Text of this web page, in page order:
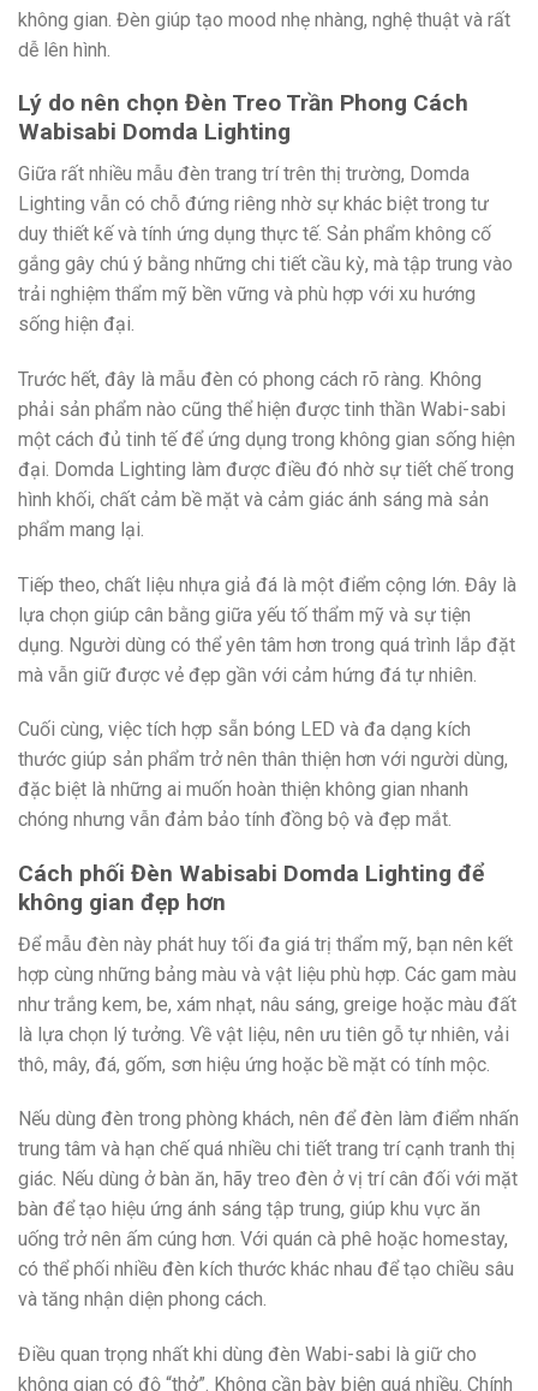
không gian. Đèn giúp tạo mood nhẹ nhàng, nghệ thuật và rất
dễ lên hình.
Lý do nên chọn Đèn Treo Trần Phong Cách
Wabisabi Domda Lighting
Giữa rất nhiều mẫu đèn trang trí trên thị trường, Domda
Lighting vẫn có chỗ đứng riêng nhờ sự khác biệt trong tư
duy thiết kế và tính ứng dụng thực tế. Sản phẩm không cố
gắng gây chú ý bằng những chi tiết cầu kỳ, mà tập trung vào
trải nghiệm thẩm mỹ bền vững và phù hợp với xu hướng
sống hiện đại.
Trước hết, đây là mẫu đèn có phong cách rõ ràng. Không
phải sản phẩm nào cũng thể hiện được tinh thần Wabi-sabi
một cách đủ tinh tế để ứng dụng trong không gian sống hiện
đại. Domda Lighting làm được điều đó nhờ sự tiết chế trong
hình khối, chất cảm bề mặt và cảm giác ánh sáng mà sản
phẩm mang lại.
Tiếp theo, chất liệu nhựa giả đá là một điểm cộng lớn. Đây là
lựa chọn giúp cân bằng giữa yếu tố thẩm mỹ và sự tiện
dụng. Người dùng có thể yên tâm hơn trong quá trình lắp đặt
mà vẫn giữ được vẻ đẹp gần với cảm hứng đá tự nhiên.
Cuối cùng, việc tích hợp sẵn bóng LED và đa dạng kích
thước giúp sản phẩm trở nên thân thiện hơn với người dùng,
đặc biệt là những ai muốn hoàn thiện không gian nhanh
chóng nhưng vẫn đảm bảo tính đồng bộ và đẹp mắt.
Cách phối Đèn Wabisabi Domda Lighting để
không gian đẹp hơn
Để mẫu đèn này phát huy tối đa giá trị thẩm mỹ, bạn nên kết
hợp cùng những bảng màu và vật liệu phù hợp. Các gam màu
như trắng kem, be, xám nhạt, nâu sáng, greige hoặc màu đất
là lựa chọn lý tưởng. Về vật liệu, nên ưu tiên gỗ tự nhiên, vải
thô, mây, đá, gốm, sơn hiệu ứng hoặc bề mặt có tính mộc.
Nếu dùng đèn trong phòng khách, nên để đèn làm điểm nhấn
trung tâm và hạn chế quá nhiều chi tiết trang trí cạnh tranh thị
giác. Nếu dùng ở bàn ăn, hãy treo đèn ở vị trí cân đối với mặt
bàn để tạo hiệu ứng ánh sáng tập trung, giúp khu vực ăn
uống trở nên ấm cúng hơn. Với quán cà phê hoặc homestay,
có thể phối nhiều đèn kích thước khác nhau để tạo chiều sâu
và tăng nhận diện phong cách.
Điều quan trọng nhất khi dùng đèn Wabi-sabi là giữ cho
không gian có độ “thở”. Không cần bày biện quá nhiều. Chính